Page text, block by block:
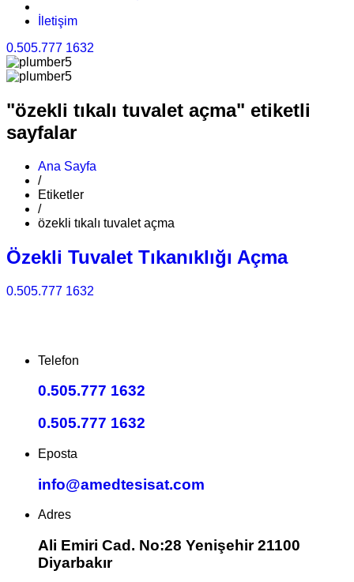
İletişim
0.505.777 1632
"özekli tıkalı tuvalet açma" etiketli
sayfalar
Ana Sayfa
/
Etiketler
/
özekli tıkalı tuvalet açma
Özekli Tuvalet Tıkanıklığı Açma
0.505.777 1632
Telefon
0.505.777 1632
0.505.777 1632
Eposta
info@amedtesisat.com
Adres
Ali Emiri Cad. No:28 Yenişehir 21100
Diyarbakır